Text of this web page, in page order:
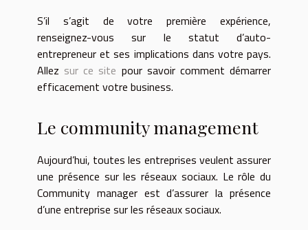
S’il s’agit de votre première expérience,
renseignez-vous sur le statut d’auto-
entrepreneur et ses implications dans votre pays.
Allez sur ce site pour savoir comment démarrer
efficacement votre business.
Le community management
Aujourd’hui, toutes les entreprises veulent assurer
une présence sur les réseaux sociaux. Le rôle du
Community manager est d’assurer la présence
d’une entreprise sur les réseaux sociaux.